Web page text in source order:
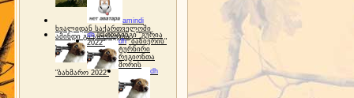
amindi
ხვალიდან საქართველოში
ამინდი გაუარესდება
dh სპორტინგი "გურია
2022"
dh "ბაზიერის"
ტურნირი
რეგიონთა
შორის
"ბახმარო 2022"
dh